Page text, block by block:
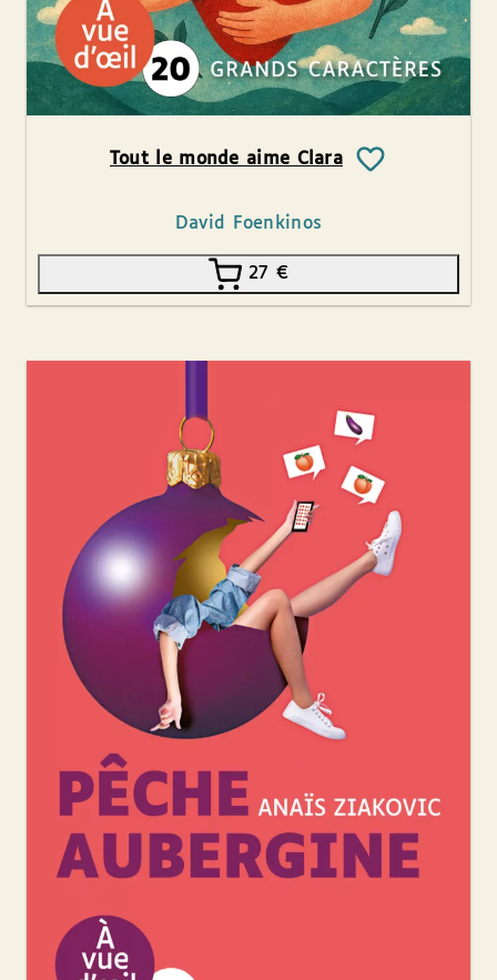
Tout le monde aime Clara
David Foenkinos
27 €